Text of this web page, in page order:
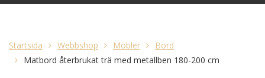
Startsida Webbshop Möbler
Bord
Matbord återbrukat trä med metallben 180-200 cm